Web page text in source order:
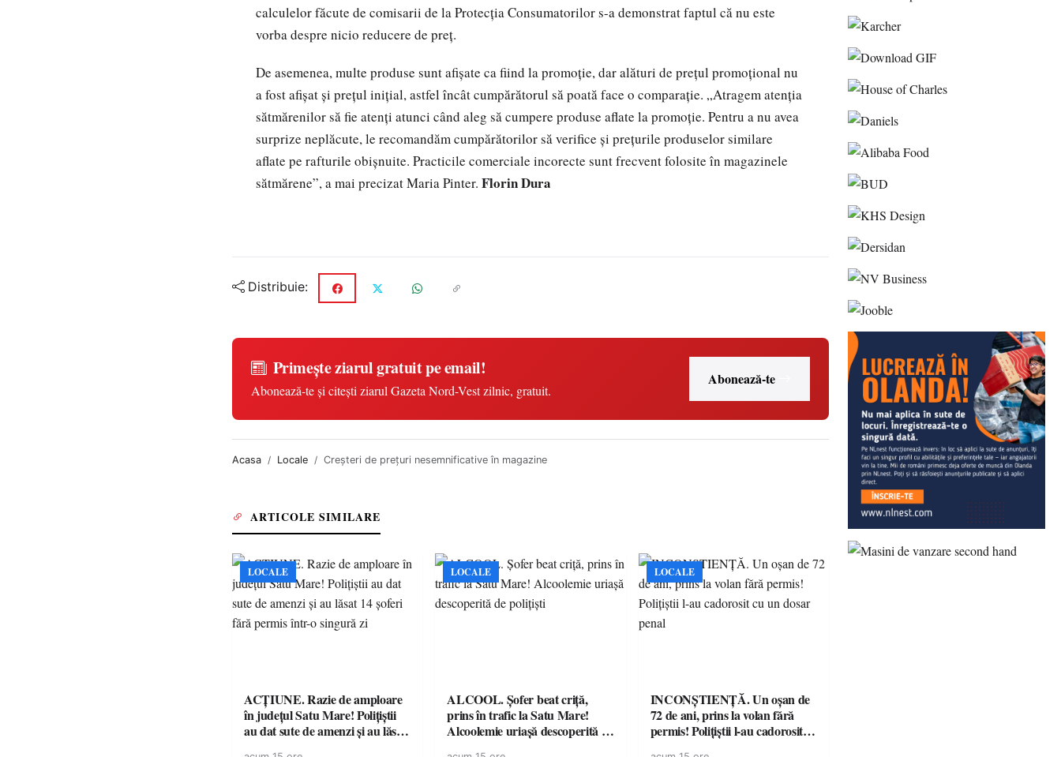
calculelor făcute de comisarii de la Protecţia Consumatorilor s-a demonstrat faptul că nu este
vorba despre nicio reducere de preţ.
De asemenea, multe produse sunt afişate ca fiind la promoţie, dar alături de preţul promoţional nu
a fost afişat şi preţul iniţial, astfel încât cumpărătorul să poată face o comparaţie. „Atragem atenţia
sătmărenilor să fie atenţi atunci când aleg să cumpere produse aflate la promoţie. Pentru a nu avea
surprize neplăcute, le recomandăm cumpărătorilor să verifice şi preţurile produselor similare
aflate pe rafturile obişnuite. Practicile comerciale incorecte sunt frecvent folosite în magazinele
sătmărene”, a mai precizat Maria Pinter. Florin Dura
Distribuie:
Primește ziarul gratuit pe email!
Abonează-te și citești ziarul Gazeta Nord-Vest zilnic, gratuit.
Abonează-te
Acasa Locale Creşteri de preţuri nesemnificative în magazine
ARTICOLE SIMILARE
LOCALE
ACȚIUNE. Razie de amploare
în județul Satu Mare! Polițiștii
au dat sute de amenzi și au lăsat
LOCALE
ALCOOL. Șofer beat criță,
prins în trafic la Satu Mare!
Alcoolemie uriașă descoperită de
LOCALE
INCONȘTIENȚĂ. Un oșan de
72 de ani, prins la volan fără
permis! Polițiștii l-au cadorosit